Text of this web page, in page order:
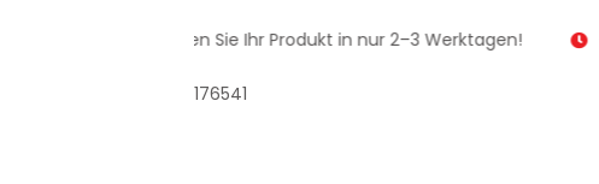
Erhalten Sie Ihr Produkt in nur 2–3 Werktagen!
176541